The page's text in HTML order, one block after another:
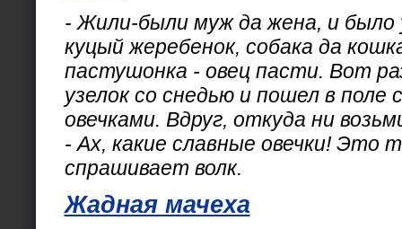
- Жили-были муж да жена, и было
куцый жеребенок, собака да
пастушонка - овец пасти. Вот
узелок со снедью и пошел в поле
овечками. Вдруг, откуда ни
- Ах, какие славные овечки! Это
спрашивает волк.
Жадная мачеха